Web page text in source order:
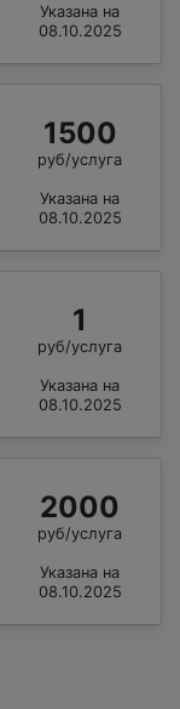
Указана на
08.10.2025
1500
руб/услуга
Указана на
08.10.2025
1
руб/услуга
Указана на
08.10.2025
2000
руб/услуга
Указана на
08.10.2025